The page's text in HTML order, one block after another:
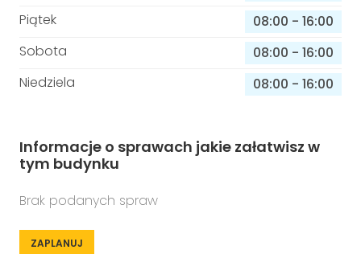
Piątek
08:00 - 16:00
Sobota
08:00 - 16:00
Niedziela
08:00 - 16:00
Informacje o sprawach jakie załatwisz w
tym budynku
Brak podanych spraw
ZAPLANUJ